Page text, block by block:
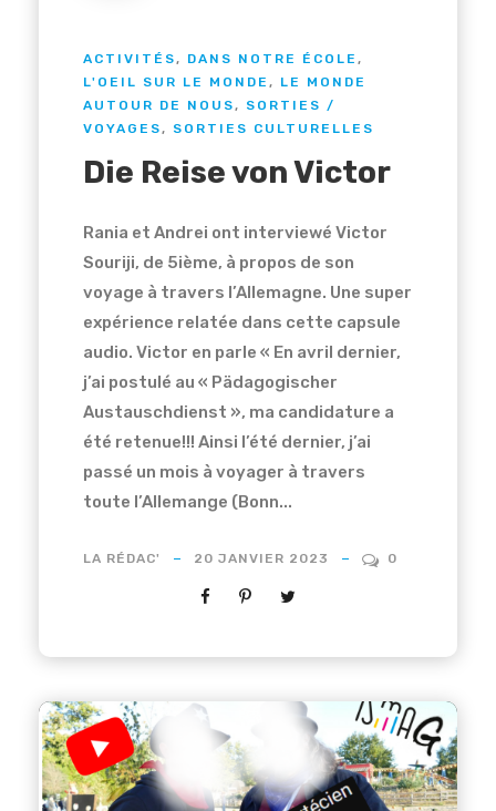
ACTIVITÉS, DANS NOTRE ÉCOLE ,
L'OEIL SUR LE MONDE , LE MONDE
AUTOUR DE NOUS, SORTIES /
VOYAGES, SORTIES CULTURELLES
Die Reise von Victor
Rania et Andrei ont interviewé Victor
Souriji, de 5ième, à propos de son
voyage à travers l’Allemagne. Une super
expérience relatée dans cette capsule
audio. Victor en parle « En avril dernier,
j’ai postulé au « Pädagogischer
Austauschdienst », ma candidature a
été retenue!!! Ainsi l’été dernier, j’ai
passé un mois à voyager à travers
toute l’Allemange (Bonn...
LA RÉDAC' 20 JANVIER 2023 0